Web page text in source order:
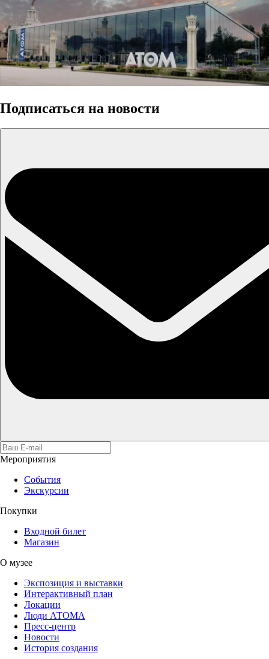
Подписаться на новости
Мероприятия
События
Экскурсии
Покупки
Входной билет
Магазин
О музее
Экспозиция и выставки
Интерактивный план
Локации
Люди АТОМА
Пресс-центр
Новости
История создания